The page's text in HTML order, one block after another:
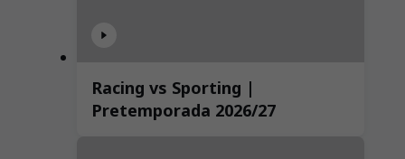
Racing vs Sporting |
Pretemporada 2026/27